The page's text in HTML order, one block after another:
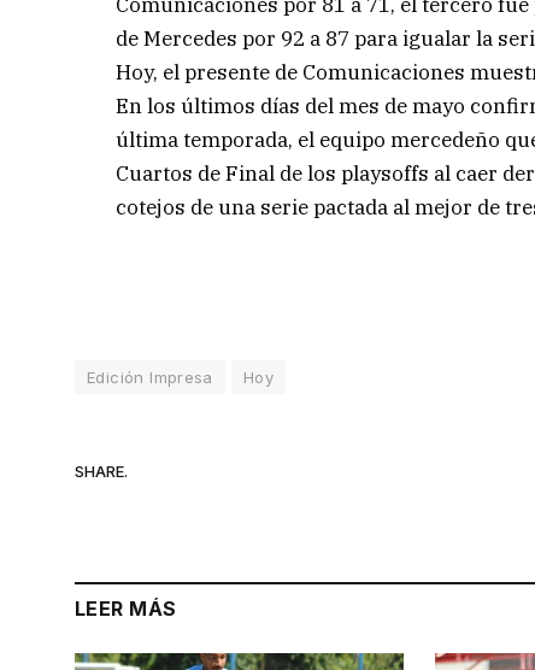
de Mercedes por 92 a 87 para igualar la
Hoy, el presente de Comunicaciones
En los últimos días del mes de mayo
última temporada, el equipo mercedeño
Cuartos de Final de los playsoffs al caer
cotejos de una serie pactada al mejor de
Edición Impresa Hoy
SHARE.
LEER MÁS